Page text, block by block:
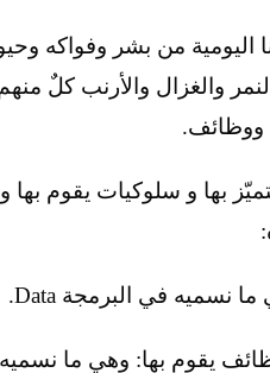
والغزال والأرنب كلٌ
ووظائف.
بها و سلوكيات يقوم بها